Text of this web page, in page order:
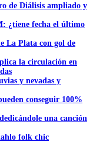
de Diálisis ampliado y
¿tiene fecha el último
La Plata con gol de
la circulación en
y nevadas y
conseguir 100%
una canción
folk chic